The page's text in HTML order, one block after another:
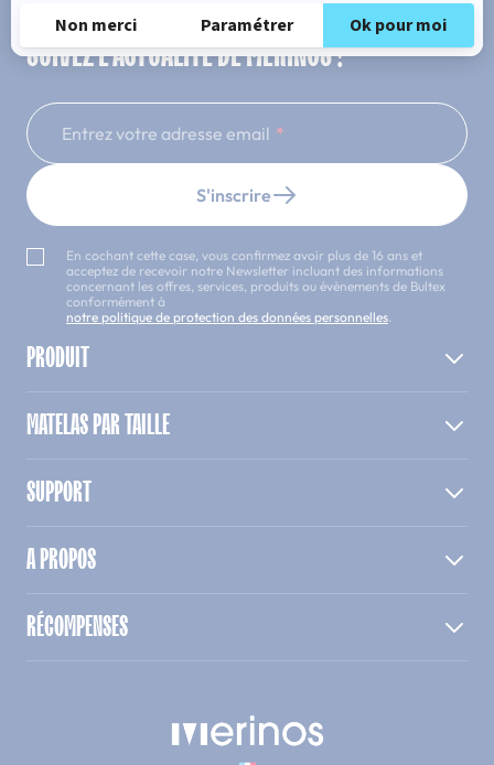
SUIVEZ L'ACTUALITÉ DE MERINOS !
Entrez votre adresse email
S'inscrire
En cochant cette case, vous confirmez avoir plus de 16 ans et
acceptez de recevoir notre Newsletter incluant des informations
concernant les offres, services, produits ou évènements de Bultex
conformément à
notre politique de protection des données personnelles.
PRODUIT
MATELAS PAR TAILLE
SUPPORT
A PROPOS
RÉCOMPENSES